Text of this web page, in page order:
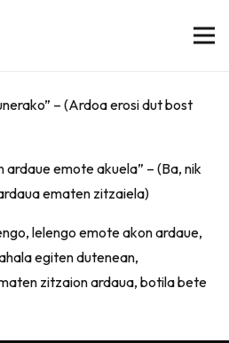
– (Ardoa erosi dut bost
ardaue emote akuela” – (Ba, nik
ematen zitzaiela)
lelengo emote akon ardaue,
egiten dutenean,
zitzaion ardaua, botila bete